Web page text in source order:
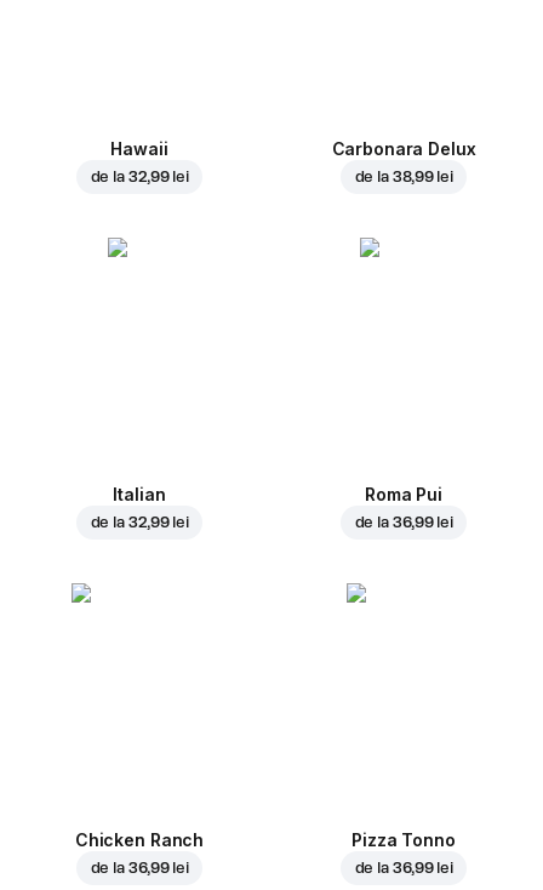
Hawaii
de la 32,99 lei
Carbonara Delux
de la 38,99 lei
Italian
de la 32,99 lei
Roma Pui
de la 36,99 lei
Chicken Ranch
de la 36,99 lei
Pizza Tonno
de la 36,99 lei